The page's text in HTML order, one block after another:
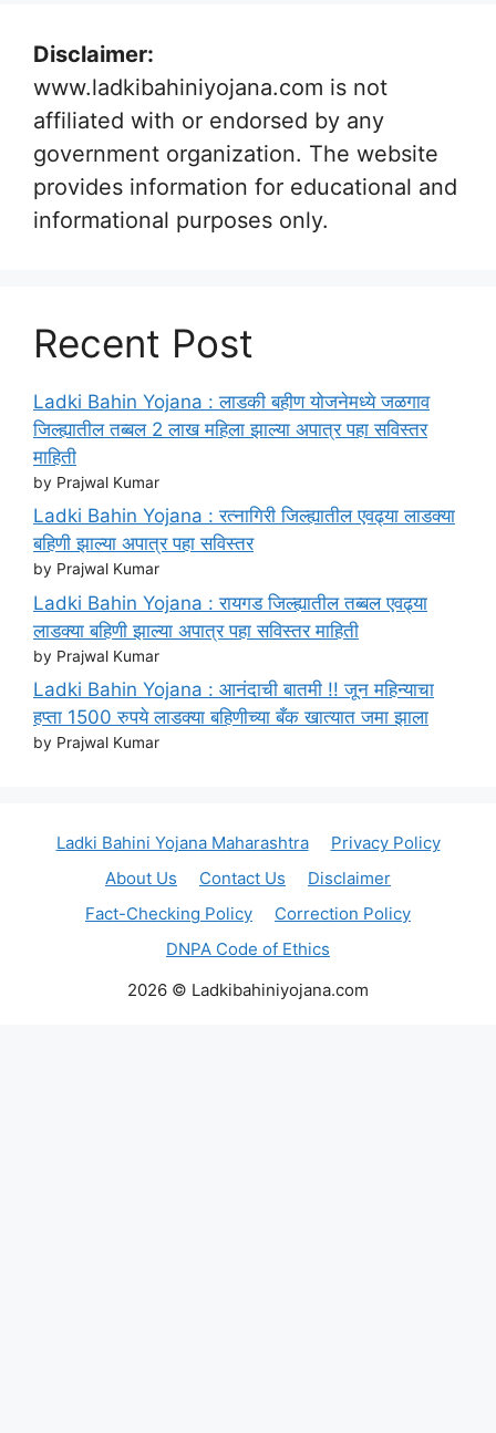
Disclaimer:
www.ladkibahiniyojana.com is not
affiliated with or endorsed by any
government organization. The website
provides information for educational and
informational purposes only.
Recent Post
Ladki Bahin Yojana : लाडकी बहीण योजनेमध्ये जळगाव
जिल्ह्यातील तब्बल 2 लाख महिला झाल्या अपात्र पहा सविस्तर
माहिती
by Prajwal Kumar
Ladki Bahin Yojana : रत्नागिरी जिल्ह्यातील एवढ्या लाडक्या
बहिणी झाल्या अपात्र पहा सविस्तर
by Prajwal Kumar
Ladki Bahin Yojana : रायगड जिल्ह्यातील तब्बल एवढ्या
लाडक्या बहिणी झाल्या अपात्र पहा सविस्तर माहिती
by Prajwal Kumar
Ladki Bahin Yojana : आनंदाची बातमी !! जून महिन्याचा
हप्ता 1500 रुपये लाडक्या बहिणीच्या बँक खात्यात जमा झाला
by Prajwal Kumar
Ladki Bahini Yojana Maharashtra
Privacy Policy
About Us
Contact Us
Disclaimer
Fact-Checking Policy
Correction Policy
DNPA Code of Ethics
2026 © Ladkibahiniyojana.com